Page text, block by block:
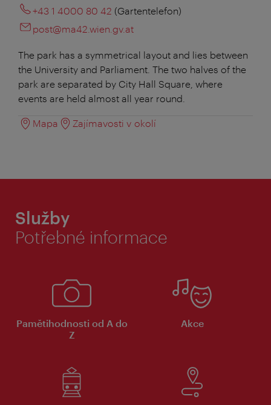
+43 1 4000 80 42 (Gartentelefon)
post@ma42.wien.gv.at
The park has a symmetrical layout and lies between
the University and Parliament. The two halves of the
park are separated by City Hall Square, where
events are held almost all year round.
Mapa Zajímavosti v okolí
Služby
Potřebné informace
Pamětihodnosti od A do
Z
Akce